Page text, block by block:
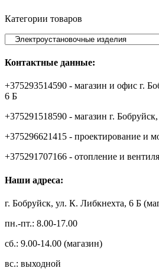
Категории товаров
Контактные данные:
+375293514590 - магазин и офис г.
6 Б
+375291518590 - магазин г.
+375296621415 - проектирование и
+375291707166 - отопление и
Наши адреса:
г. Бобруйск, ул. К. Либкнехта, 6 Б
пн.-пт.: 8.00-17.00
сб.: 9.00-14.00 (магазин)
вс.: выходной